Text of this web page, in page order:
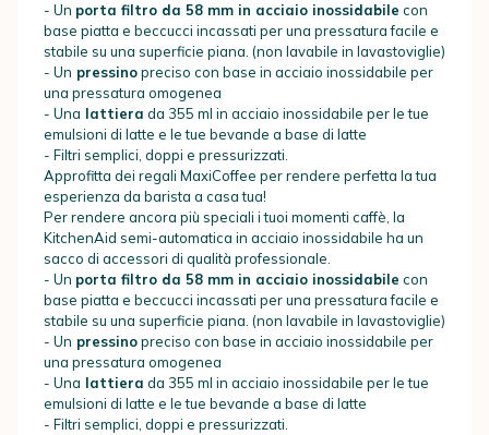
- Un porta filtro da 58 mm in acciaio inossidabile con
base piatta e beccucci incassati per una pressatura facile e
stabile su una superficie piana. (non lavabile in lavastoviglie)
- Un pressinopreciso con base in acciaio inossidabile per
una pressatura omogenea
- Una lattiera da 355 ml in acciaio inossidabile per le tue
emulsioni di latte e le tue bevande a base di latte
- Filtri semplici, doppi e pressurizzati.
Approfitta dei regali MaxiCoffee per rendere perfetta la tua
esperienza da barista a casa tua!
Per rendere ancora più speciali i tuoi momenti caffè, la
KitchenAid semi-automatica in acciaio inossidabile ha un
sacco di accessori di qualità professionale.
- Un porta filtro da 58 mm in acciaio inossidabile con
base piatta e beccucci incassati per una pressatura facile e
stabile su una superficie piana. (non lavabile in lavastoviglie)
- Un pressinopreciso con base in acciaio inossidabile per
una pressatura omogenea
- Una lattiera da 355 ml in acciaio inossidabile per le tue
emulsioni di latte e le tue bevande a base di latte
- Filtri semplici, doppi e pressurizzati.